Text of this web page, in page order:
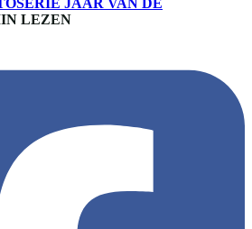
JAAR VAN DE
LEZEN